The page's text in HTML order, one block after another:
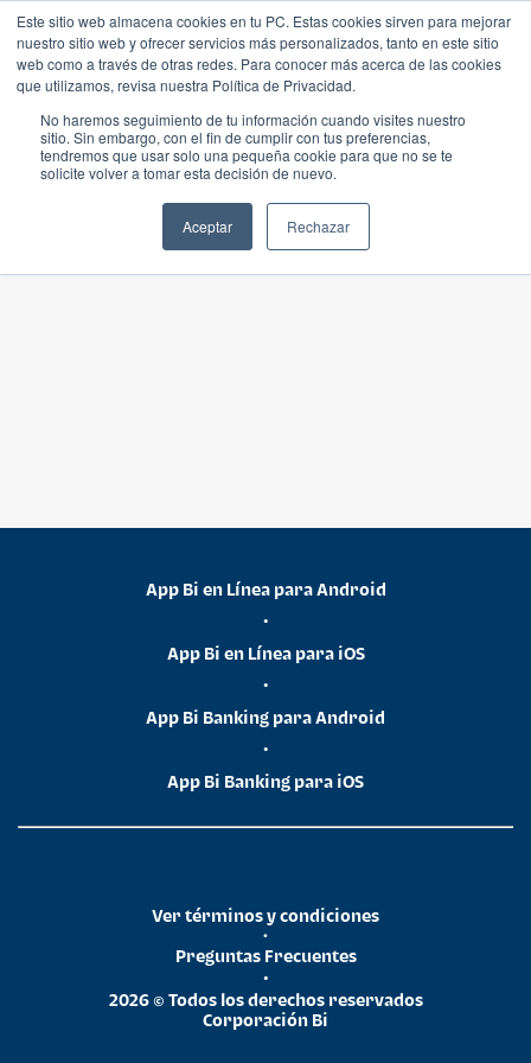
Este sitio web almacena cookies en tu PC. Estas cookies sirven para mejorar
nuestro sitio web y ofrecer servicios más personalizados, tanto en este sitio
web como a través de otras redes. Para conocer más acerca de las cookies
que utilizamos, revisa nuestra Política de Privacidad.
No haremos seguimiento de tu información cuando visites nuestro
sitio. Sin embargo, con el fin de cumplir con tus preferencias,
tendremos que usar solo una pequeña cookie para que no se te
solicite volver a tomar esta decisión de nuevo.
Aceptar Rechazar
App Bi en Línea para Android
•
App Bi en Línea para iOS
•
App Bi Banking para Android
•
App Bi Banking para iOS
2026 © Todos los derechos reservados
Corporación Bi
•
Preguntas Frecuentes
•
Ver términos y condiciones